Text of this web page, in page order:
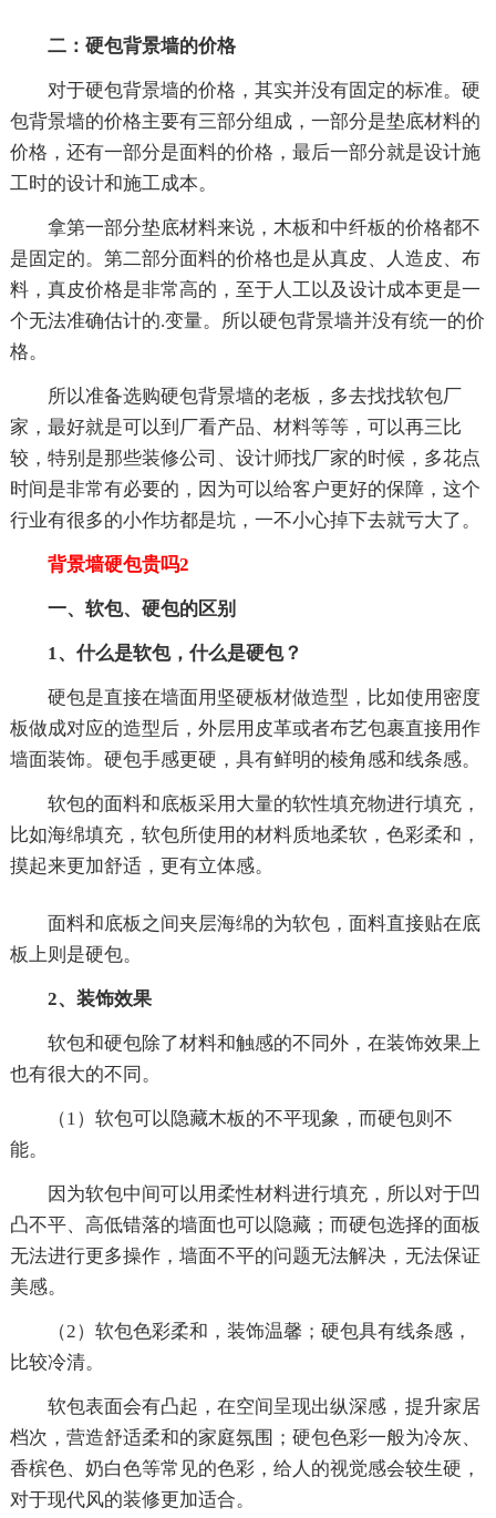
二：硬包背景墙的价格
对于硬包背景墙的价格，其实并没有固定的标准。硬
包背景墙的价格主要有三部分组成，一部分是垫底材料的
价格，还有一部分是面料的价格，最后一部分就是设计施
工时的设计和施工成本。
拿第一部分垫底材料来说，木板和中纤板的价格都不
是固定的。第二部分面料的价格也是从真皮、人造皮、布
料，真皮价格是非常高的，至于人工以及设计成本更是一
个无法准确估计的.变量。所以硬包背景墙并没有统一的价
格。
所以准备选购硬包背景墙的老板，多去找找软包厂
家，最好就是可以到厂看产品、材料等等，可以再三比
较，特别是那些装修公司、设计师找厂家的时候，多花点
时间是非常有必要的，因为可以给客户更好的保障，这个
行业有很多的小作坊都是坑，一不小心掉下去就亏大了。
背景墙硬包贵吗2
一、软包、硬包的区别
1、什么是软包，什么是硬包？
硬包是直接在墙面用坚硬板材做造型，比如使用密度
板做成对应的造型后，外层用皮革或者布艺包裹直接用作
墙面装饰。硬包手感更硬，具有鲜明的棱角感和线条感。
软包的面料和底板采用大量的软性填充物进行填充，
比如海绵填充，软包所使用的材料质地柔软，色彩柔和，
摸起来更加舒适，更有立体感。
面料和底板之间夹层海绵的为软包，面料直接贴在底
板上则是硬包。
2、装饰效果
软包和硬包除了材料和触感的不同外，在装饰效果上
也有很大的不同。
（1）软包可以隐藏木板的不平现象，而硬包则不
能。
因为软包中间可以用柔性材料进行填充，所以对于凹
凸不平、高低错落的墙面也可以隐藏；而硬包选择的面板
无法进行更多操作，墙面不平的问题无法解决，无法保证
美感。
（2）软包色彩柔和，装饰温馨；硬包具有线条感，
比较冷清。
软包表面会有凸起，在空间呈现出纵深感，提升家居
档次，营造舒适柔和的家庭氛围；硬包色彩一般为冷灰、
香槟色、奶白色等常见的色彩，给人的视觉感会较生硬，
对于现代风的装修更加适合。